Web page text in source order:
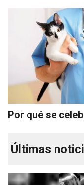
Por qué se
Últimas